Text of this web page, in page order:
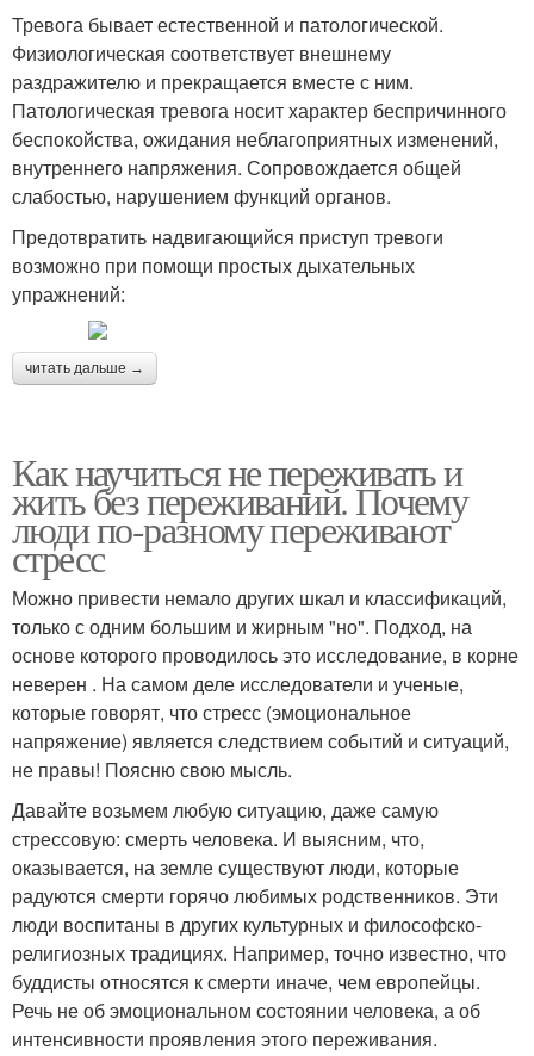
Тревога бывает естественной и патологической.
Физиологическая соответствует внешнему
раздражителю и прекращается вместе с ним.
Патологическая тревога носит характер беспричинного
беспокойства, ожидания неблагоприятных изменений,
внутреннего напряжения. Сопровождается общей
слабостью, нарушением функций органов.
Предотвратить надвигающийся приступ тревоги
возможно при помощи простых дыхательных
упражнений:
читать дальше →
Как научиться не переживать и
жить без переживаний. Почему
люди по-разному переживают
стресс
Можно привести немало других шкал и классификаций,
только с одним большим и жирным "но". Подход, на
основе которого проводилось это исследование, в корне
неверен . На самом деле исследователи и ученые,
которые говорят, что стресс (эмоциональное
напряжение) является следствием событий и ситуаций,
не правы! Поясню свою мысль.
Давайте возьмем любую ситуацию, даже самую
стрессовую: смерть человека. И выясним, что,
оказывается, на земле существуют люди, которые
радуются смерти горячо любимых родственников. Эти
люди воспитаны в других культурных и философско-
религиозных традициях. Например, точно известно, что
буддисты относятся к смерти иначе, чем европейцы.
Речь не об эмоциональном состоянии человека, а об
интенсивности проявления этого переживания.